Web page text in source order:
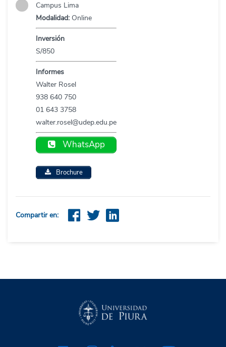
Campus Lima
Modalidad: Online
Inversión
S/850
Informes
Walter Rosel
938 640 750
01 643 3758
walter.rosel@udep.edu.pe
WhatsApp
Brochure
Compartir en: